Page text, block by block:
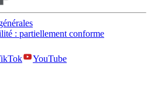
: partiellement conforme
YouTube